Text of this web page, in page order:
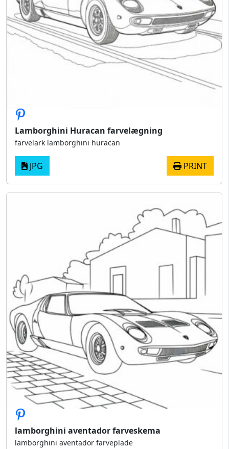
Lamborghini Huracan farvelægning
farvelark lamborghini huracan
JPG PRINT
lamborghini aventador farveskema
lamborghini aventador farveplade